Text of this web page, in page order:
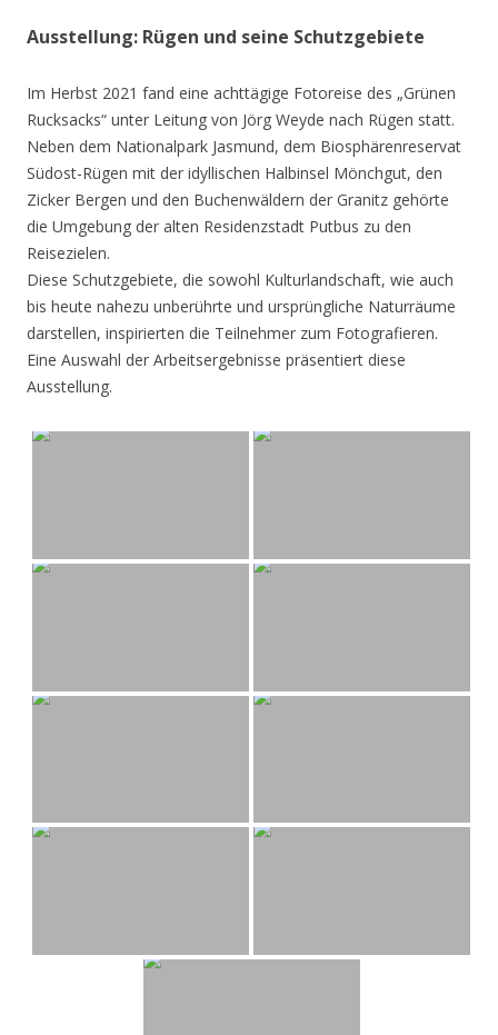
Ausstellung: Rügen und seine Schutzgebiete
Im Herbst 2021 fand eine achttägige Fotoreise des „Grünen
Rucksacks“ unter Leitung von Jörg Weyde nach Rügen statt.
Neben dem Nationalpark Jasmund, dem Biosphärenreservat
Südost-Rügen mit der idyllischen Halbinsel Mönchgut, den
Zicker Bergen und den Buchenwäldern der Granitz gehörte
die Umgebung der alten Residenzstadt Putbus zu den
Reisezielen.
Diese Schutzgebiete, die sowohl Kulturlandschaft, wie auch
bis heute nahezu unberührte und ursprüngliche Naturräume
darstellen, inspirierten die Teilnehmer zum Fotografieren.
Eine Auswahl der Arbeitsergebnisse präsentiert diese
Ausstellung.